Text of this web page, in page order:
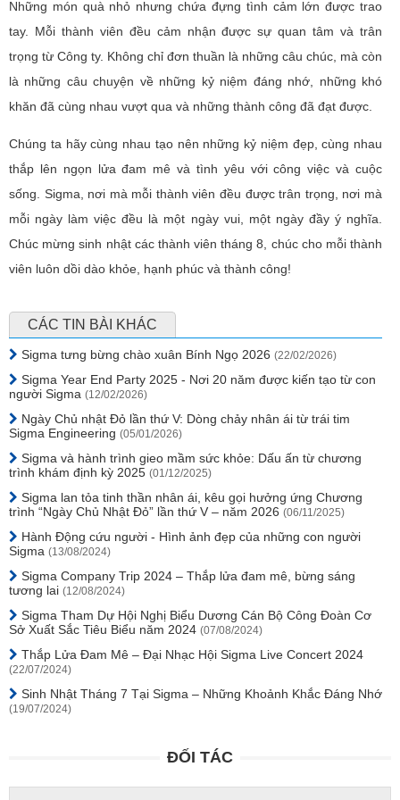
Những món quà nhỏ nhưng chứa đựng tình cảm lớn được trao
tay. Mỗi thành viên đều cảm nhận được sự quan tâm và trân
trọng từ Công ty. Không chỉ đơn thuần là những câu chúc, mà còn
là những câu chuyện về những kỷ niệm đáng nhớ, những khó
khăn đã cùng nhau vượt qua và những thành công đã đạt được.
Chúng ta hãy cùng nhau tạo nên những kỷ niệm đẹp, cùng nhau
thắp lên ngọn lửa đam mê và tình yêu với công việc và cuộc
sống. Sigma, nơi mà mỗi thành viên đều được trân trọng, nơi mà
mỗi ngày làm việc đều là một ngày vui, một ngày đầy ý nghĩa.
Chúc mừng sinh nhật các thành viên tháng 8, chúc cho mỗi thành
viên luôn dồi dào khỏe, hạnh phúc và thành công!
CÁC TIN BÀI KHÁC
Sigma tưng bừng chào xuân Bính Ngọ 2026 (22/02/2026)
Sigma Year End Party 2025 - Nơi 20 năm được kiến tạo từ con
người Sigma (12/02/2026)
Ngày Chủ nhật Đỏ lần thứ V: Dòng chảy nhân ái từ trái tim
Sigma Engineering (05/01/2026)
Sigma và hành trình gieo mầm sức khỏe: Dấu ấn từ chương
trình khám định kỳ 2025 (01/12/2025)
Sigma lan tỏa tinh thần nhân ái, kêu gọi hưởng ứng Chương
trình “Ngày Chủ Nhật Đỏ” lần thứ V – năm 2026 (06/11/2025)
Hành Động cứu người - Hình ảnh đẹp của những con người
Sigma (13/08/2024)
Sigma Company Trip 2024 – Thắp lửa đam mê, bừng sáng
tương lai (12/08/2024)
Sigma Tham Dự Hội Nghị Biểu Dương Cán Bộ Công Đoàn Cơ
Sở Xuất Sắc Tiêu Biểu năm 2024 (07/08/2024)
Thắp Lửa Đam Mê – Đại Nhạc Hội Sigma Live Concert 2024
(22/07/2024)
Sinh Nhật Tháng 7 Tại Sigma – Những Khoảnh Khắc Đáng Nhớ
(19/07/2024)
ĐỐI TÁC